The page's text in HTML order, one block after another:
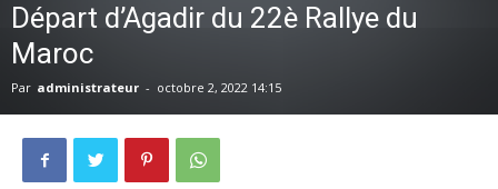
Départ d’Agadir du 22è Rallye du
Maroc
Par administrateur - octobre 2, 2022 14:15